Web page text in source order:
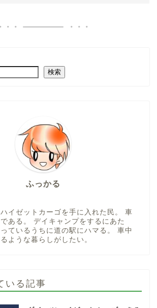
ひまわりがたくさん咲く道の駅『三本木』
モロヘイヤソフトが食べられる道の駅「おおさ
2024年7月30日
宮城